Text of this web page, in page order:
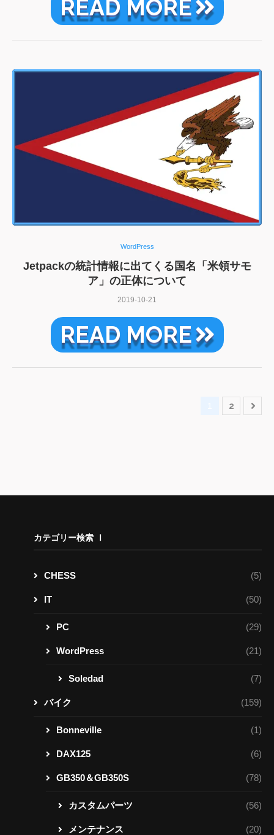
READ MORE
WordPress
Jetpackの統計情報に出てくる国名「米領サモ
ア」の正体について
2019-10-21
READ MORE
2
カテゴリー検索 Ⅰ
CHESS (5)
IT (50)
PC (29)
WordPress (21)
Soledad (7)
バイク (159)
Bonneville (1)
DAX125 (6)
GB350＆GB350S (78)
カスタムパーツ (56)
メンテナンス (20)